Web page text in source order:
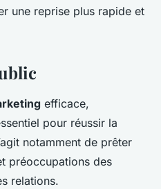
une reprise plus rapide et
efficace,
pour réussir la
notamment de prêter
préoccupations des
relations.